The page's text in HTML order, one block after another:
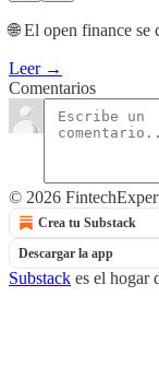
🌐 El open finance
Leer →
Comentarios
© 2026
Crea tu Substack
Descargar la app
Substack es el hogar